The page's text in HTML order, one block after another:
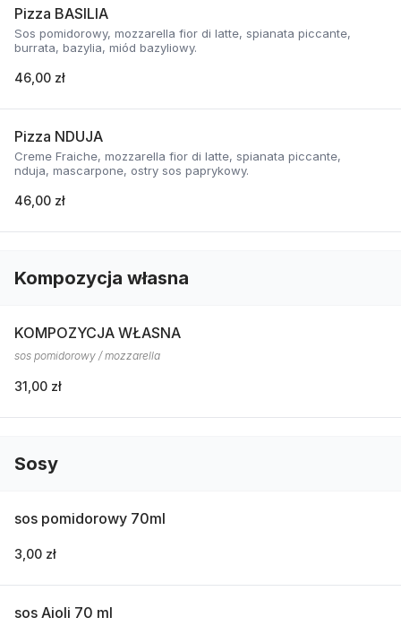
Pizza BASILIA
Sos pomidorowy, mozzarella fior di latte, spianata piccante,
burrata, bazylia, miód bazyliowy.
46,00 zł
Pizza NDUJA
Creme Fraiche, mozzarella fior di latte, spianata piccante,
nduja, mascarpone, ostry sos paprykowy.
46,00 zł
Kompozycja własna
KOMPOZYCJA WŁASNA
sos pomidorowy / mozzarella
31,00 zł
Sosy
sos pomidorowy 70ml
3,00 zł
sos Aioli 70 ml